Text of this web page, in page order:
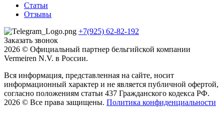
Статьи
Отзывы
+7(925) 62-82-192
Заказать звонок
2026 © Официальный партнер бельгийской компании
Vermeiren N.V. в России.
Вся информация, представленная на сайте, носит
информационный характер и не является публичной офертой,
согласно положениям статьи 437 Гражданского кодекса РФ.
2026 © Все права защищены. Политика конфиденциальности